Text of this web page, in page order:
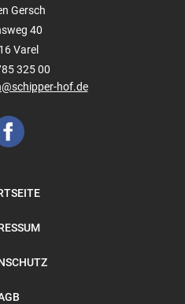
Gersch
40
Varel
325 00
hof.de